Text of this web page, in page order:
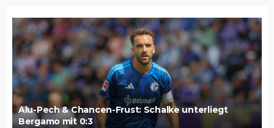
Alu-Pech & Chancen-Frust: Schalke unterliegt
Bergamo mit 0:3